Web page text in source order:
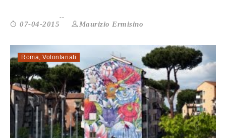
07-04-2015 Maurizio Ermisino
Roma, Volontariati